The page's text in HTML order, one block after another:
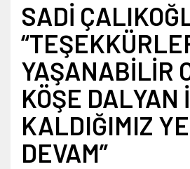
SADİ
YAŞANABİLİR
KÖŞE DALYAN
KALDIĞIMIZ
DEVAM”